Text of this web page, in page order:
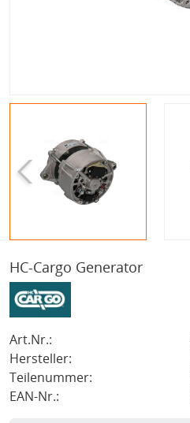
HC-Cargo Generator
Art.Nr.:
Hersteller:
Teilenummer:
EAN-Nr.: